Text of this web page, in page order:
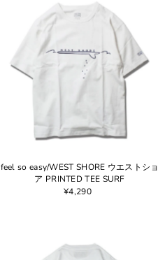
feel so easy/WEST SHORE ウエストショ
ア PRINTED TEE SURF
¥4,290